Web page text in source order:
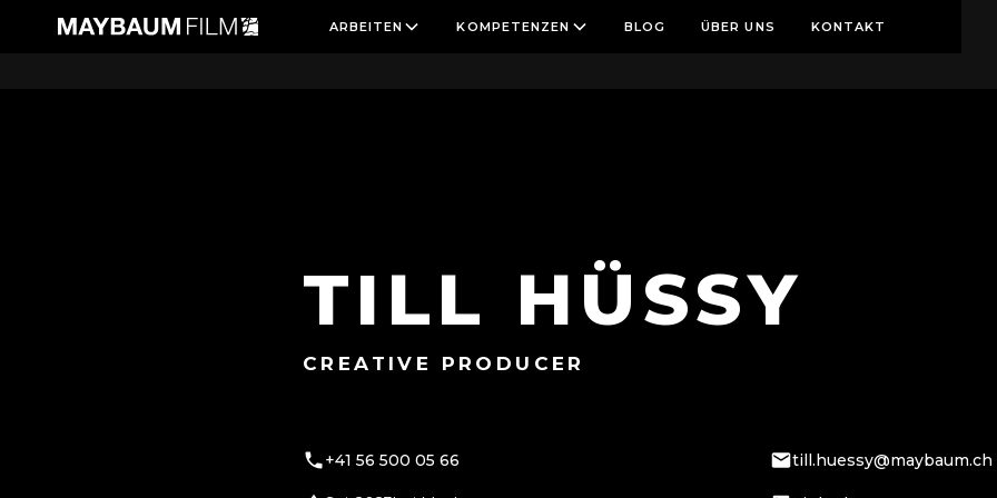
ARBEITEN KOMPETENZEN BLOG ÜBER UNS
KONTAKT
TILL HÜSSY
CREATIVE PRODUCER
+41 56 500 05 66 till.huessy@maybaum.ch